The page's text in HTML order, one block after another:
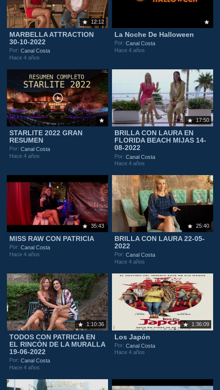
12:12
MARBELLA ATTRACTION
30-10-2022
Por:Canal Costa
Hace 4 años
La Noche De Halloween
Por:Canal Costa
Hace 4 años
STARLITE 2022 GRAN
RESUMEN
Por:Canal Costa
Hace 4 años
17:50
BRILLA CON LAURA EN
FLORIDA BEACH MIJAS 14-
08-2022
Por:Canal Costa
Hace 4 años
35:43
MISS RAW CON PATRICIA
Por:Canal Costa
Hace 4 años
25:40
BRILLA CON LAURA 22-05-
2022
Por:Canal Costa
Hace 4 años
1:10:36
TODOS CON PATRICIA EN
EL RINCÓN DE LA MURALLA
19-06-2022
Por:Canal Costa
Hace 4 años
1:36:09
Los Japón
Por:Canal Costa
Hace 4 años